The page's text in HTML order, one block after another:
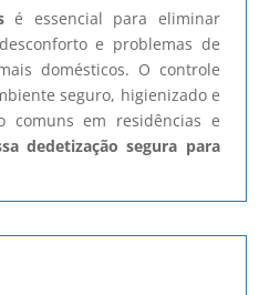
é essencial para eliminar
e problemas de
domésticos. O controle
seguro, higienizado e
comuns em residências e
dedetização segura para